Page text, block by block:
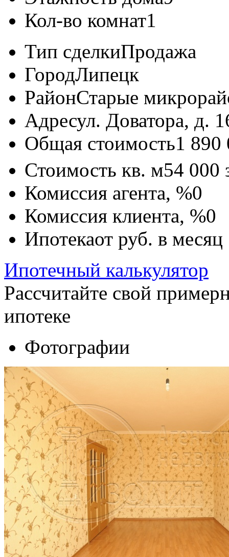
Кол-во комнат1
Тип сделкиПродажа
ГородЛипецк
РайонСтарые
Адресул. Доватора, д.
Общая стоимость1 890
Стоимость кв. м54 000
Комиссия агента, %0
Комиссия клиента, %0
Ипотекаот руб. в месяц
Ипотечный калькулятор
Рассчитайте свой
ипотеке
Фотографии